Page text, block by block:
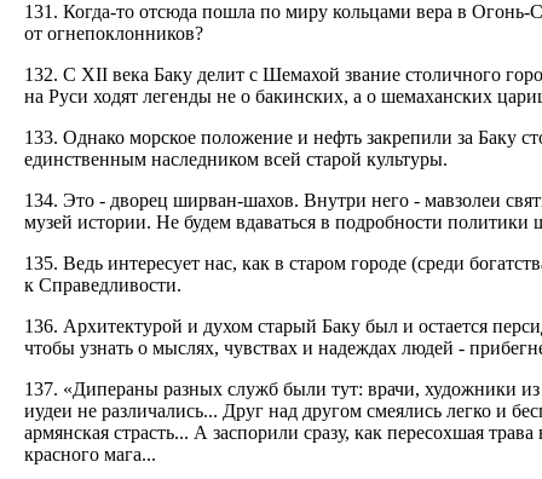
131. Когда-то отсюда пошла по миру кольцами вера в
от огнепоклонников?
132. С XII века Баку делит с Шемахой звание столичного
на Руси ходят легенды не о бакинских, а о шемаханских
133. Однако морское положение и нефть закрепили за Баку
единственным наследником всей старой культуры.
134. Это - дворец ширван-шахов. Внутри него - мавзолеи
музей истории. Не будем вдаваться в подробности политики
135. Ведь интересует нас, как в старом городе (среди
к Справедливости.
136. Архитектурой и духом старый Баку был и остается
чтобы узнать о мыслях, чувствах и надеждах людей -
137. «Дипераны разных служб были тут: врачи, художники
иудеи не различались... Друг над другом смеялись легко и
армянская страсть... А заспорили сразу, как пересохшая
красного мага...